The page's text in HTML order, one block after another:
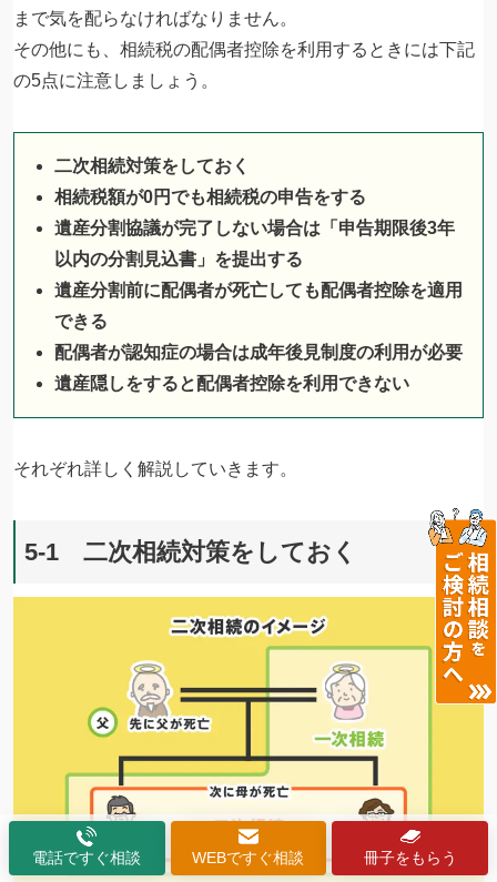
まで気を配らなければなりません。
その他にも、相続税の配偶者控除を利用するときには下記
の5点に注意しましょう。
二次相続対策をしておく
相続税額が0円でも相続税の申告をする
遺産分割協議が完了しない場合は「申告期限後3年
以内の分割見込書」を提出する
遺産分割前に配偶者が死亡しても配偶者控除を適用
できる
配偶者が認知症の場合は成年後見制度の利用が必要
遺産隠しをすると配偶者控除を利用できない
それぞれ詳しく解説していきます。
5-1 二次相続対策をしておく
電話ですぐ相談 WEBですぐ相談 冊子をもらう